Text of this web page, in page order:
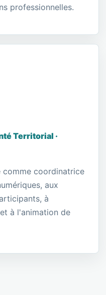
professionnelles.
Territorial ·
comme coordinatrice
aux
à
à l'animation de